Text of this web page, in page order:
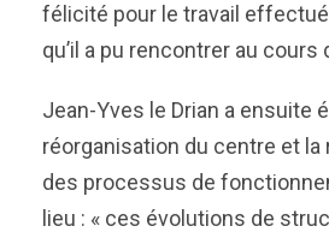
félicité pour le travail
qu’il a pu rencontrer au cours
Jean-Yves le Drian a ensuite
réorganisation du centre et
des processus de
lieu : « ces évolutions de